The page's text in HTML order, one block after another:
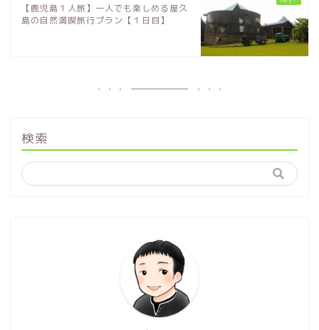
【鹿児島１人旅】一人でも楽しめる屋久
島の自然満喫旅行プラン【１日目】
検索